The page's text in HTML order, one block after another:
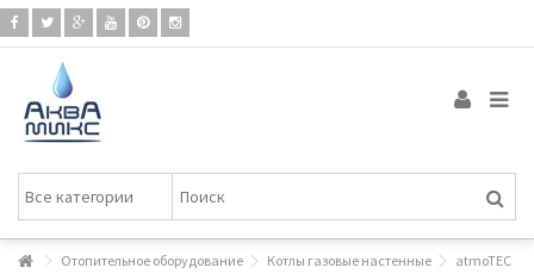
Отопительное оборудование Котлы газовые настенные
atmoTEC